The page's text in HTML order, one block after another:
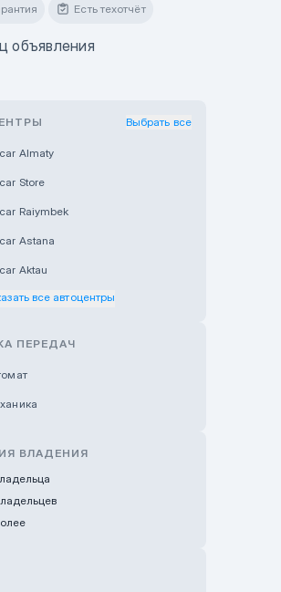
Есть техотчёт
объявления
Выбрать все
Almaty
Store
Raiymbek
Astana
Aktau
Uralsk
Nurly Zhol
Astana
все автоцентры
ПЕРЕДАЧ
ВЛАДЕНИЯ